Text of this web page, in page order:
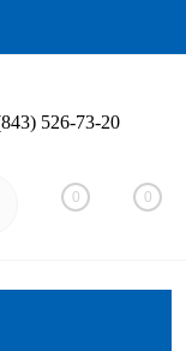
Вход
526-73-20
0 0